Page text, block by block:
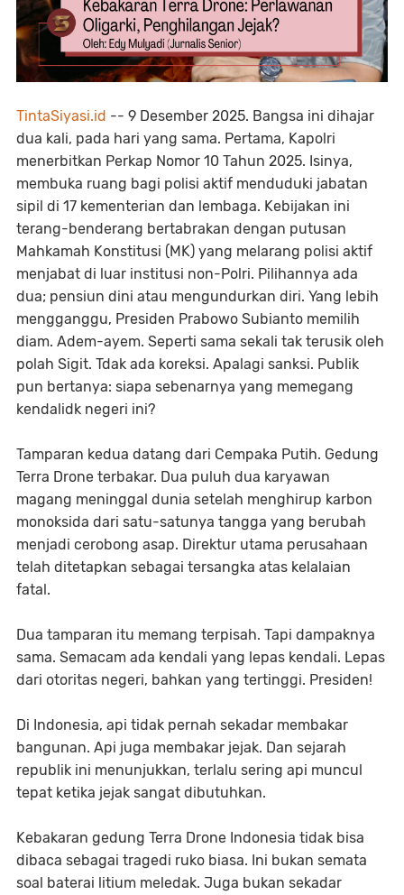
TintaSiyasi.id -- 9 Desember 2025. Bangsa ini dihajar
dua kali, pada hari yang sama. Pertama, Kapolri
menerbitkan Perkap Nomor 10 Tahun 2025. Isinya,
membuka ruang bagi polisi aktif menduduki jabatan
sipil di 17 kementerian dan lembaga. Kebijakan ini
terang-benderang bertabrakan dengan putusan
Mahkamah Konstitusi (MK) yang melarang polisi aktif
menjabat di luar institusi non-Polri. Pilihannya ada
dua; pensiun dini atau mengundurkan diri. Yang lebih
mengganggu, Presiden Prabowo Subianto memilih
diam. Adem-ayem. Seperti sama sekali tak terusik oleh
polah Sigit. Tdak ada koreksi. Apalagi sanksi. Publik
pun bertanya: siapa sebenarnya yang memegang
kendalidk negeri ini?
Tamparan kedua datang dari Cempaka Putih. Gedung
Terra Drone terbakar. Dua puluh dua karyawan
magang meninggal dunia setelah menghirup karbon
monoksida dari satu-satunya tangga yang berubah
menjadi cerobong asap. Direktur utama perusahaan
telah ditetapkan sebagai tersangka atas kelalaian
fatal.
Dua tamparan itu memang terpisah. Tapi dampaknya
sama. Semacam ada kendali yang lepas kendali. Lepas
dari otoritas negeri, bahkan yang tertinggi. Presiden!
Di Indonesia, api tidak pernah sekadar membakar
bangunan. Api juga membakar jejak. Dan sejarah
republik ini menunjukkan, terlalu sering api muncul
tepat ketika jejak sangat dibutuhkan.
Kebakaran gedung Terra Drone Indonesia tidak bisa
dibaca sebagai tragedi ruko biasa. Ini bukan semata
soal baterai litium meledak. Juga bukan sekadar